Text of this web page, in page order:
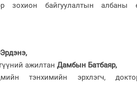
зохион байгуулалтын албаны
ажилтан Дамбын Батбаяр,
тэнхимийн эрхлэгч,